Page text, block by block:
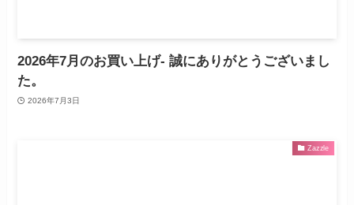
2026年7月のお買い上げ- 誠にありがとうございまし
た。
2026年7月3日
Zazzle